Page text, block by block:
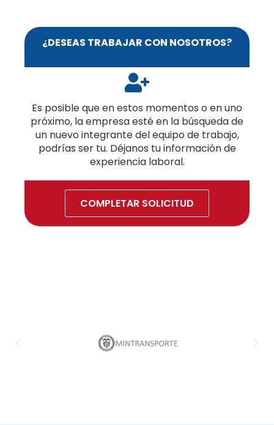
¿DESEAS TRABAJAR CON NOSOTROS?
Es posible que en estos momentos o en uno
próximo, la empresa esté en la búsqueda de
un nuevo integrante del equipo de trabajo,
podrías ser tu. Déjanos tu información de
experiencia laboral.
COMPLETAR SOLICITUD